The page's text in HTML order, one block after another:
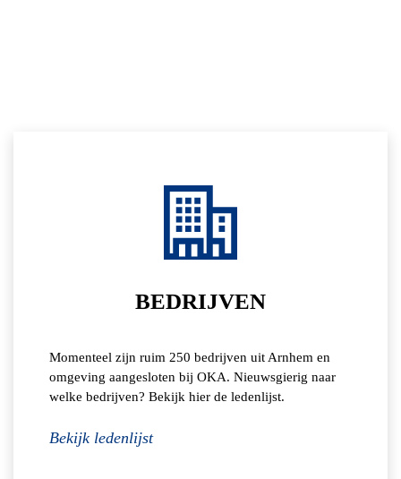
BEDRIJVEN
Momenteel zijn ruim 250 bedrijven uit Arnhem en
omgeving aangesloten bij OKA. Nieuwsgierig naar
welke bedrijven? Bekijk hier de ledenlijst.
Bekijk ledenlijst